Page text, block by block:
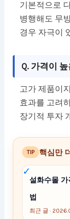
기본적으로
병행해도 무
경우 자극이
Q. 가격이
고가 제품이
효과를 고려
장기적 투자
TIP 핵심만
설화수몰 가
법
최근 글 ·